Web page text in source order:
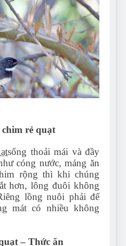
rẻ quạt
sống thoải mái và đầy
cóng nước, máng ăn
rộng thì khi chúng
hơn, lông đuôi không
lồng nuôi phải để
mát có nhiều không
– Thức ăn